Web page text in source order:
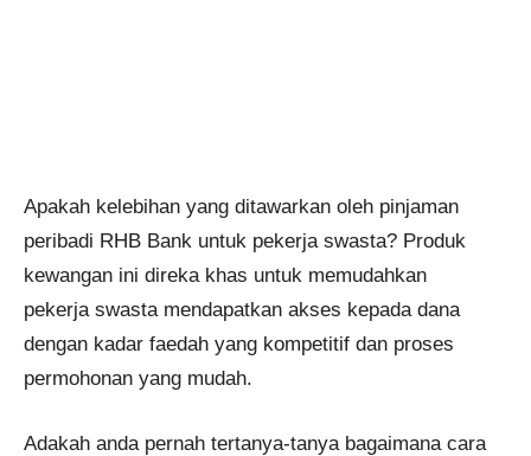
Apakah kelebihan yang ditawarkan oleh pinjaman
peribadi RHB Bank untuk pekerja swasta? Produk
kewangan ini direka khas untuk memudahkan
pekerja swasta mendapatkan akses kepada dana
dengan kadar faedah yang kompetitif dan proses
permohonan yang mudah.
Adakah anda pernah tertanya-tanya bagaimana cara